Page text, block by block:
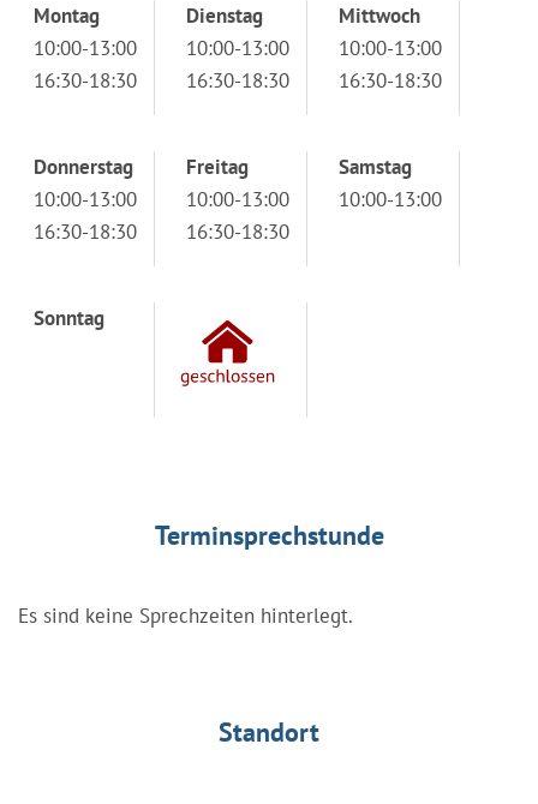
Montag
10:00-13:00
16:30-18:30
Dienstag
10:00-13:00
16:30-18:30
Mittwoch
10:00-13:00
16:30-18:30
Donnerstag
10:00-13:00
16:30-18:30
Freitag
10:00-13:00
16:30-18:30
Samstag
10:00-13:00
Sonntag
Terminsprechstunde
Es sind keine Sprechzeiten hinterlegt.
Standort